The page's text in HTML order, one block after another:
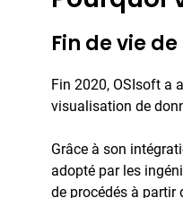
Fin de vie
Fin 2020, OSIsoft a
visualisation de
Grâce à son
adopté par les
de procédés à partir